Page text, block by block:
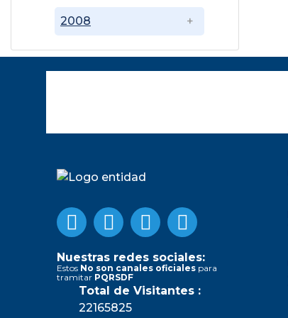
2008
Nuestras redes sociales:
Estos No son canales oficiales para
tramitar PQRSDF
Total de Visitantes :
22165825